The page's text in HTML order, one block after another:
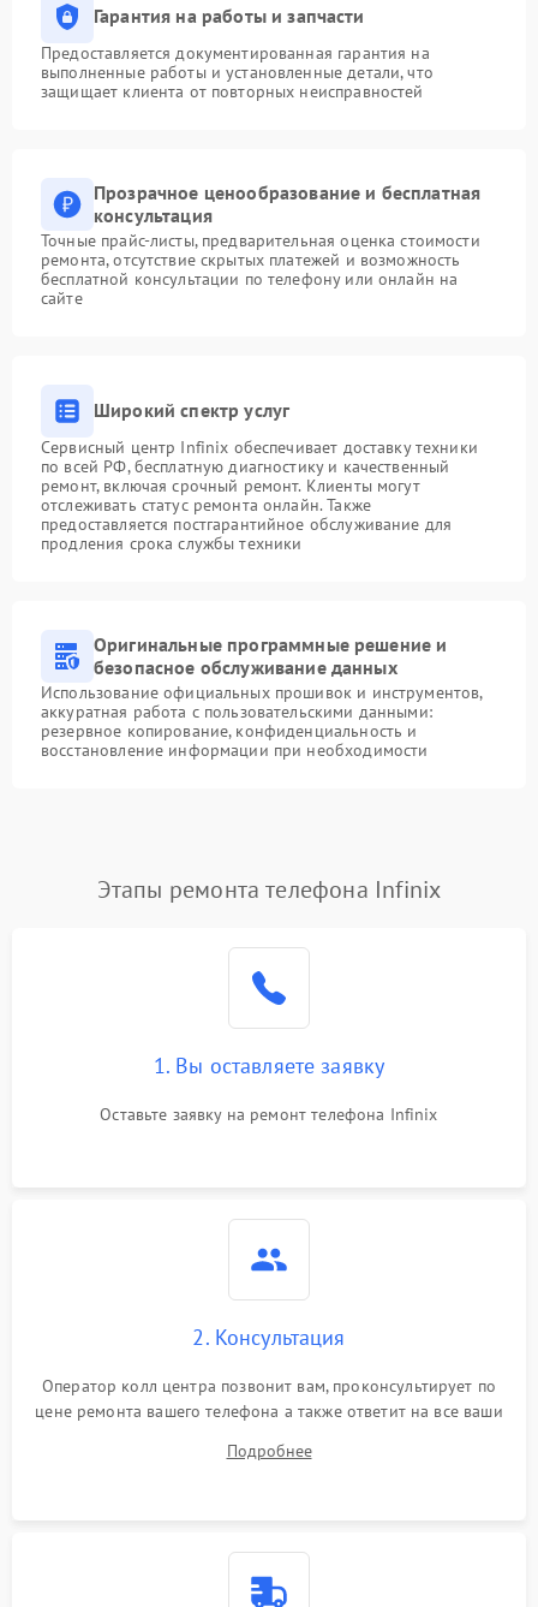
Гарантия на работы и запчасти
Предоставляется документированная гарантия на
выполненные работы и установленные детали, что
защищает клиента от повторных неисправностей
Прозрачное ценообразование и бесплатная
консультация
Точные прайс-листы, предварительная оценка стоимости
ремонта, отсутствие скрытых платежей и возможность
бесплатной консультации по телефону или онлайн на
сайте
Широкий спектр услуг
Сервисный центр Infinix обеспечивает доставку техники
по всей РФ, бесплатную диагностику и качественный
ремонт, включая срочный ремонт. Клиенты могут
отслеживать статус ремонта онлайн. Также
предоставляется постгарантийное обслуживание для
продления срока службы техники
Оригинальные программные решение и
безопасное обслуживание данных
Использование официальных прошивок и инструментов,
аккуратная работа с пользовательскими данными:
резервное копирование, конфиденциальность и
восстановление информации при необходимости
Этапы ремонта телефона Infinix
1. Вы оставляете заявку
Оставьте заявку на ремонт телефона Infinix
2. Консультация
Оператор колл центра позвонит вам, проконсультирует по
цене ремонта вашего телефона а также ответит на все ваши
Подробнее